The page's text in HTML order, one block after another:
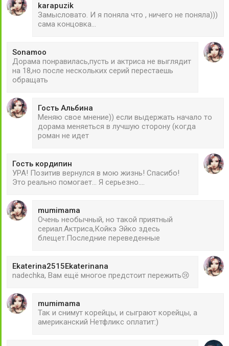
karapuzik
Замысловато. И я поняла что , ничего не поняла)))
сама концовка...
Sonamoo
Дорама понравилась,пусть и актриса не выглядит
на 18,но после нескольких серий перестаешь
обращать
Гость Альбина
Меняю свое мнение)) если выдержать начало то
дорама меняеться в лучшую сторону (когда
роман не идет
Гость кордипин
УРА! Позитив вернулся в мою жизнь! Спасибо!
Это реально помогает... Я серьезно....
mumimama
Очень необычный, но такой приятный
сериал.Актриса,Койкэ Эйко здесь
блещет.Последние переведенные
Ekaterina2515Ekaterinana
nadechka, Вам ещё многое предстоит пережить😢
mumimama
Так и снимут корейцы, и сыграют корейцы, а
американский Нетфликс оплатит:)